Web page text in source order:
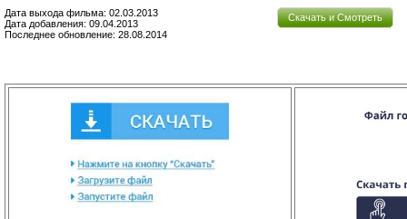
Скачать и Смотреть
Дата выхода фильма: 02.03.2013
Дата добавления: 09.04.2013
Последнее обновление: 28.08.2014